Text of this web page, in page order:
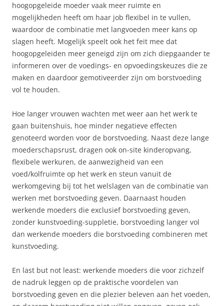
hoogopgeleide moeder vaak meer ruimte en
mogelijkheden heeft om haar job flexibel in te vullen,
waardoor de combinatie met langvoeden meer kans op
slagen heeft. Mogelijk speelt ook het feit mee dat
hoogopgeleiden meer geneigd zijn om zich diepgaander te
informeren over de voedings- en opvoedingskeuzes die ze
maken en daardoor gemotiveerder zijn om borstvoeding
vol te houden.
Hoe langer vrouwen wachten met weer aan het werk te
gaan buitenshuis, hoe minder negatieve effecten
genoteerd worden voor de borstvoeding. Naast deze lange
moederschapsrust, dragen ook on-site kinderopvang,
flexibele werkuren, de aanwezigheid van een
voed/kolfruimte op het werk en steun vanuit de
werkomgeving bij tot het welslagen van de combinatie van
werken met borstvoeding geven. Daarnaast houden
werkende moeders die exclusief borstvoeding geven,
zonder kunstvoeding-suppletie, borstvoeding langer vol
dan werkende moeders die borstvoeding combineren met
kunstvoeding.
En last but not least: werkende moeders die voor zichzelf
de nadruk leggen op de praktische voordelen van
borstvoeding geven en die plezier beleven aan het voeden,